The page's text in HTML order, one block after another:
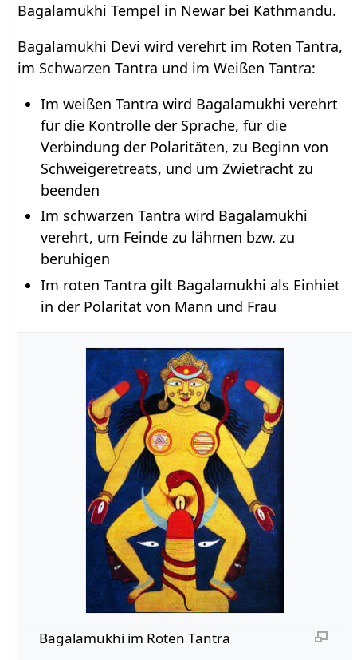
Bagalamukhi Tempel in Newar bei Kathmandu.
Bagalamukhi Devi wird verehrt im Roten Tantra,
im Schwarzen Tantra und im Weißen Tantra:
Im weißen Tantra wird Bagalamukhi verehrt
für die Kontrolle der Sprache, für die
Verbindung der Polaritäten, zu Beginn von
Schweigeretreats, und um Zwietracht zu
beenden
Im schwarzen Tantra wird Bagalamukhi
verehrt, um Feinde zu lähmen bzw. zu
beruhigen
Im roten Tantra gilt Bagalamukhi als Einhiet
in der Polarität von Mann und Frau
Bagalamukhi im Roten Tantra